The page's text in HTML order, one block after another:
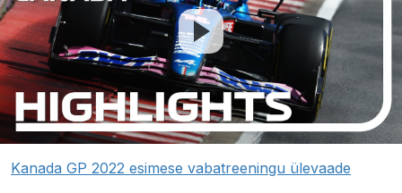
Kanada GP 2022 esimese vabatreeningu ülevaade